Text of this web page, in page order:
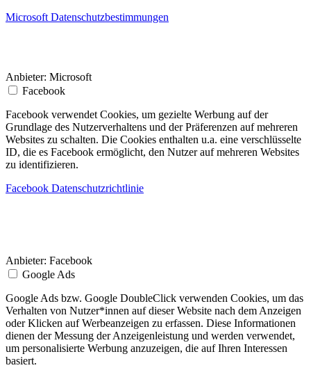
Microsoft Datenschutzbestimmungen
Anbieter: Microsoft
Facebook
Facebook verwendet Cookies, um gezielte Werbung auf der
Grundlage des Nutzerverhaltens und der Präferenzen auf mehreren
Websites zu schalten. Die Cookies enthalten u.a. eine verschlüsselte
ID, die es Facebook ermöglicht, den Nutzer auf mehreren Websites
zu identifizieren.
Facebook Datenschutzrichtlinie
Anbieter: Facebook
Google Ads
Google Ads bzw. Google DoubleClick verwenden Cookies, um das
Verhalten von Nutzer*innen auf dieser Website nach dem Anzeigen
oder Klicken auf Werbeanzeigen zu erfassen. Diese Informationen
dienen der Messung der Anzeigenleistung und werden verwendet,
um personalisierte Werbung anzuzeigen, die auf Ihren Interessen
basiert.